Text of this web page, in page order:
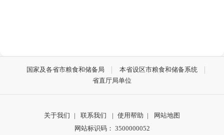
国家及各省市粮食和储备局
本省设区市粮食和储备系统
省直厅局单位
关于我们 | 联系我们 | 使用帮助 |
网站地图
网站标识码： 3500000052